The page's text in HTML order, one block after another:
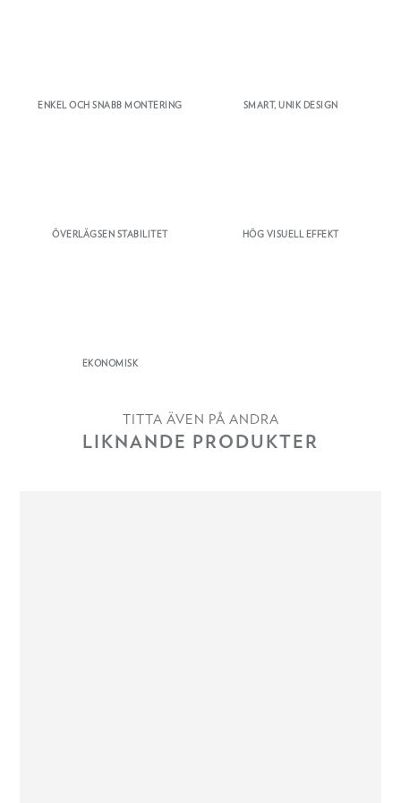
ENKEL OCH SNABB MONTERING SMART, UNIK DESIGN
ÖVERLÄGSEN STABILITET HÖG VISUELL EFFEKT
EKONOMISK
TITTA ÄVEN PÅ ANDRA
LIKNANDE PRODUKTER